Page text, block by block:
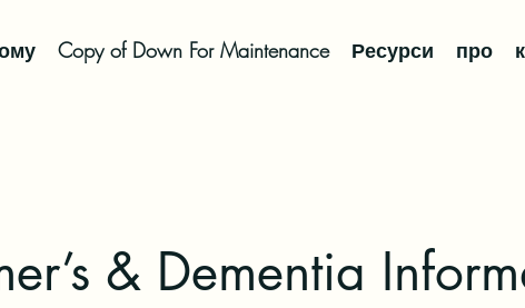
Copy of Down For Maintenance Ресурси про
& Dementia